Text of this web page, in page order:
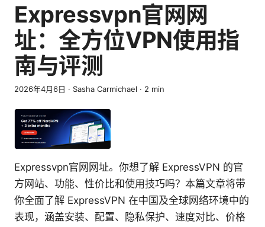
Expressvpn官网网
址：全方位VPN使用指
南与评测
2026年4月6日 · Sasha Carmichael · 2 min
Expressvpn官网网址。你想了解 ExpressVPN 的官
方网站、功能、性价比和使用技巧吗？本篇文章将带
你全面了解 ExpressVPN 在中国及全球网络环境中的
表现，涵盖安装、配置、隐私保护、速度对比、价格